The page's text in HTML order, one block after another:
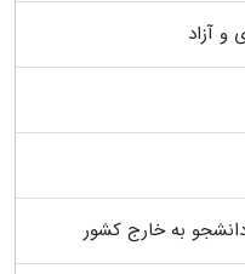
و آزاد
به خارج کشور